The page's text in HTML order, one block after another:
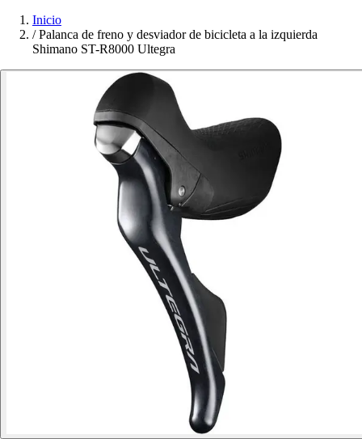
Inicio
/ Palanca de freno y desviador de bicicleta a la izquierda
Shimano ST-R8000 Ultegra